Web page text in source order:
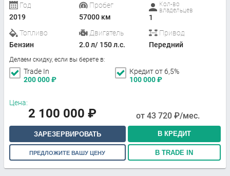
Год
2019
Пробег
57000 км
Кол-во
владельцев
1
Топливо
Бензин
Двигатель
2.0 л/ 150 л.с.
Привод
Передний
Делаем скидку, если вы берете в:
Trade In
200 000₽
Кредит от 6,5%
100 000₽
Цена:
2 100 000 ₽ от 43 720 ₽/мес.
ЗАРЕЗЕРВИРОВАТЬ В КРЕДИТ
ПРЕДЛОЖИТЕ ВАШУ ЦЕНУ В TRADE IN